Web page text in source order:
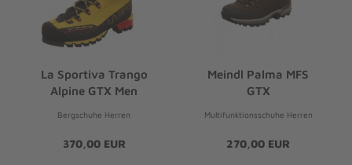
La Sportiva Trango
Alpine GTX Men
Bergschuhe Herren
370,00 EUR
Meindl Palma MFS
GTX
Multifunktionsschuhe Herren
270,00 EUR